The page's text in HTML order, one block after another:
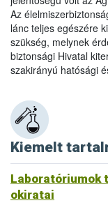
Az
lánc teljes egészére
szükség, melynek
biztonsági Hivatal
szakirányú hatósági
Kiemelt
Laboratóriumok
okiratai